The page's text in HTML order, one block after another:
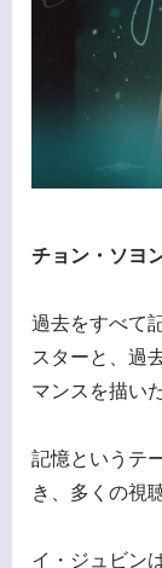
チョン・ソヨ
過去をすべて
スターと、過
マンスを描い
記憶というテ
き、多くの視
イ・ジュビン